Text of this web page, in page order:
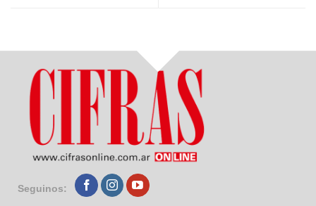
Seguinos: